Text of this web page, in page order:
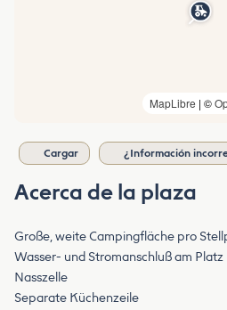
MapLibre | ©
Cargar ¿Información
Acerca de la plaza
Große, weite Campingfläche pro
Wasser- und Stromanschluß am Platz
Nasszelle
Separate Küchenzeile